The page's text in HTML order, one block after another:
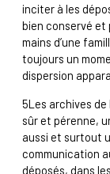
inciter à les
bien conservé et
mains d’une
toujours un
dispersion
5Les archives
sûr et pérenne,
aussi et surtout
communication
déposés, dans